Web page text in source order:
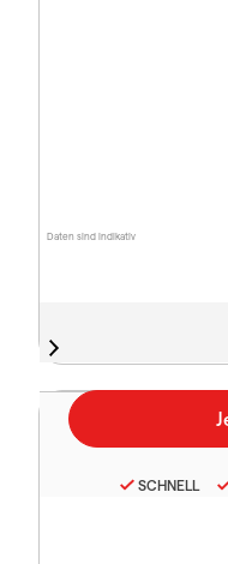
Daten sind indikativ
SCHNELL